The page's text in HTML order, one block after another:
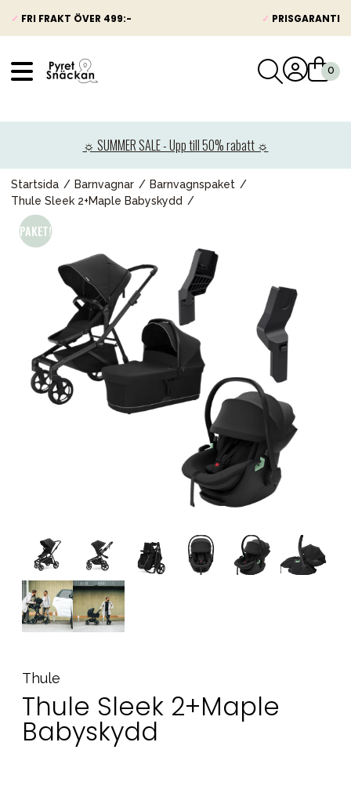
✓ FRI FRAKT ÖVER 499:- ✓ PRISGARANTI
☼ SUMMER SALE - Upp till 50% rabatt ☼
Startsida Barnvagnar
Barnvagnspaket
Thule Sleek 2+Maple Babyskydd
Thule
Thule Sleek 2+Maple
Babyskydd
Barnvagnar
Bilbarnstolar
Barn & Baby
Leksaker
Förälder
Möbler & bädd
Tillbehör
Reservdelar
Kampanjer
Presenttips
Våra favoriter
Varumärken
Sol och bad
Kontakta oss